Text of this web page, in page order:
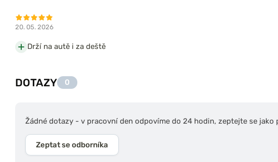
20. 05. 2026
Drží na autě i za deště
DOTAZY 0
Žádné dotazy - v pracovní den odpovíme do 24 hodin, zeptejte se jako
Zeptat se odborníka